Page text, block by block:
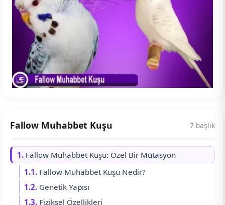
Fallow Muhabbet Kuşu 7 başlık
1. Fallow Muhabbet Kuşu: Özel Bir Mutasyon
1.1. Fallow Muhabbet Kuşu Nedir?
1.2. Genetik Yapısı
1.3. Fiziksel Özellikleri